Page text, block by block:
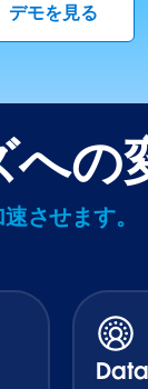
デモを見る
への
させます。